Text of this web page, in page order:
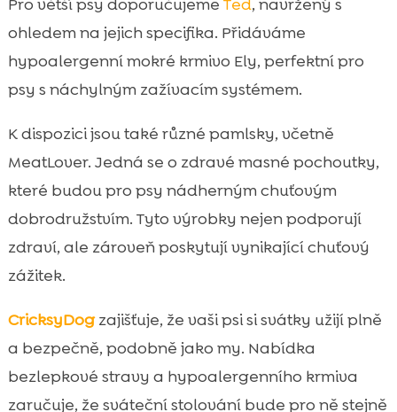
Pro větší psy doporučujeme Ted, navržený s
ohledem na jejich specifika. Přidáváme
hypoalergenní mokré krmivo Ely, perfektní pro
psy s náchylným zažívacím systémem.
K dispozici jsou také různé pamlsky, včetně
MeatLover. Jedná se o zdravé masné pochoutky,
které budou pro psy nádherným chuťovým
dobrodružstvím. Tyto výrobky nejen podporují
zdraví, ale zároveň poskytují vynikající chuťový
zážitek.
CricksyDogzajišťuje, že vaši psi si svátky užijí plně
a bezpečně, podobně jako my. Nabídka
bezlepkové stravy a hypoalergenního krmiva
zaručuje, že sváteční stolování bude pro ně stejně